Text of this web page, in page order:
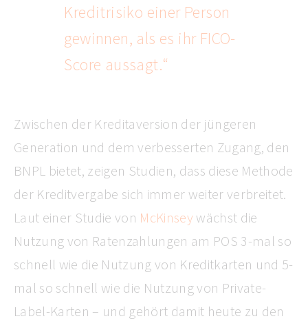
Kreditrisiko einer Person
gewinnen, als es ihr FICO-
Score aussagt.“
Zwischen der Kreditaversion der jüngeren
Generation und dem verbesserten Zugang, den
BNPL bietet, zeigen Studien, dass diese Methode
der Kreditvergabe sich immer weiter verbreitet.
Laut einer Studie von McKinseywächst die
Nutzung von Ratenzahlungen am POS 3-mal so
schnell wie die Nutzung von Kreditkarten und 5-
mal so schnell wie die Nutzung von Private-
Label-Karten – und gehört damit heute zu den